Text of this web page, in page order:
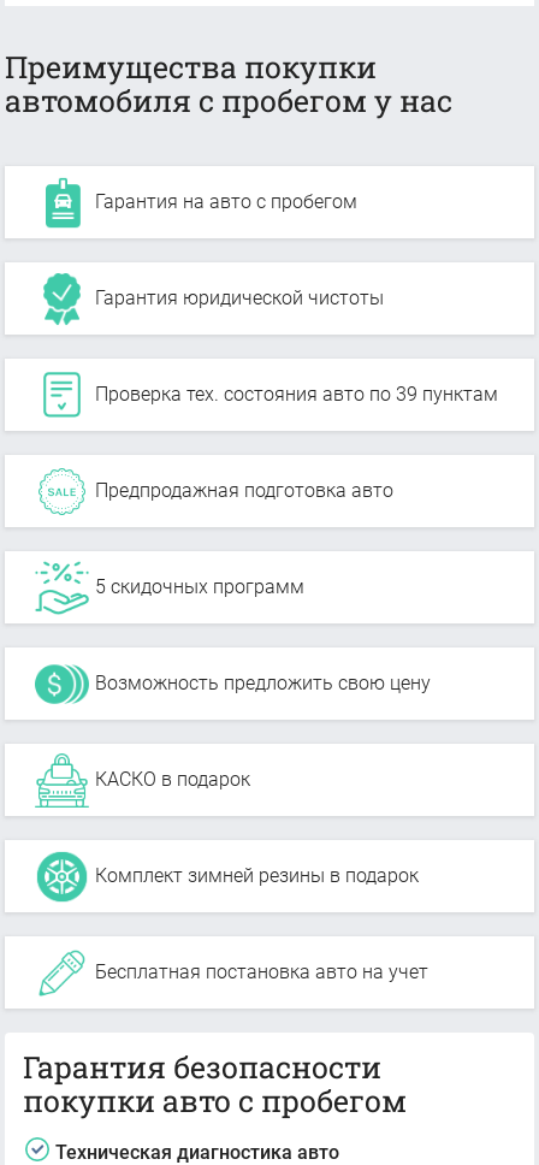
Преимущества покупки
автомобиля с пробегом у нас
Гарантия на авто с пробегом
Гарантия юридической чистоты
Проверка тех. состояния авто по 39 пунктам
Предпродажная подготовка авто
5 скидочных программ
Возможность предложить свою цену
КАСКО в подарок
Комплект зимней резины в подарок
Бесплатная постановка авто на учет
Гарантия безопасности
покупки авто с пробегом
Техническая диагностика авто